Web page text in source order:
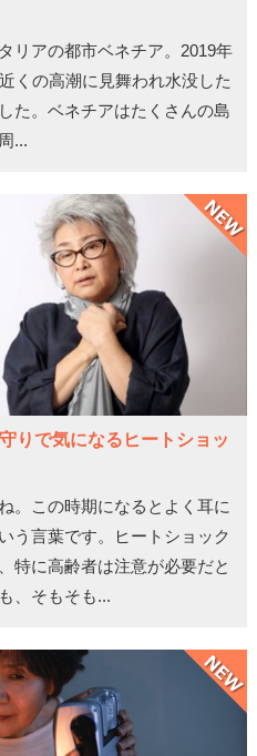
リアの都市ベネチア。2019年
くの高潮に見舞われ水没した
た。ベネチアはたくさんの島
...
りで気になるヒートショッ
。この時期になるとよく耳に
う言葉です。ヒートショック
特に高齢者は注意が必要だと
、そもそも...